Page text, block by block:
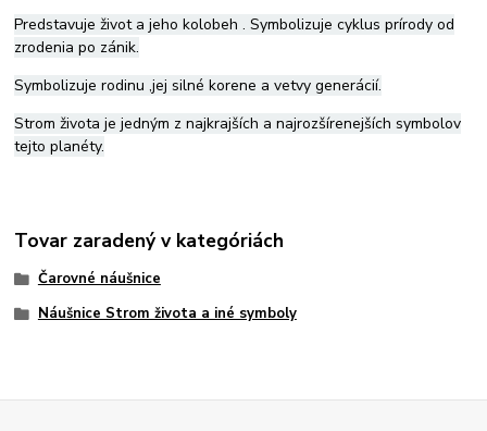
Predstavuje život a jeho kolobeh . Symbolizuje cyklus prírody od
zrodenia po zánik.
Symbolizuje rodinu ,jej silné korene a vetvy generácií.
Strom života je jedným z najkrajších a najrozšírenejších symbolov
tejto planéty.
Tovar zaradený v kategóriách
Čarovné náušnice
Náušnice Strom života a iné symboly